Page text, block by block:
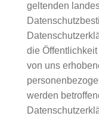
geltenden
die
von uns
werden